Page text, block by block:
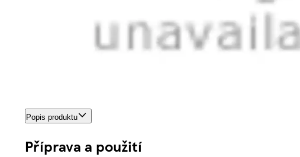
Popis produktu
Příprava a použití